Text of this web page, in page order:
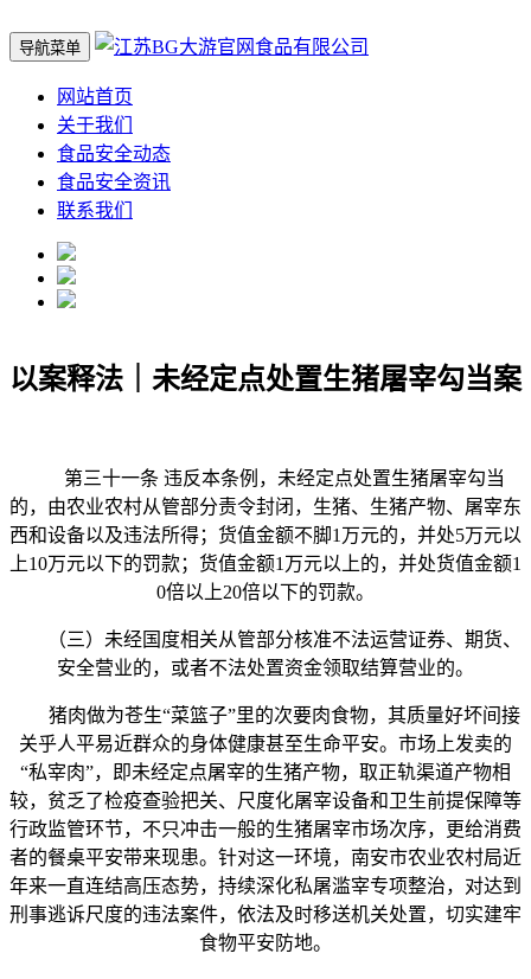
导航菜单
网站首页
关于我们
食品安全动态
食品安全资讯
联系我们
以案释法｜未经定点处置生猪屠宰勾当案
第三十一条 违反本条例，未经定点处置生猪屠宰勾当
的，由农业农村从管部分责令封闭，生猪、生猪产物、屠宰东
西和设备以及违法所得；货值金额不脚1万元的，并处5万元以
上10万元以下的罚款；货值金额1万元以上的，并处货值金额1
0倍以上20倍以下的罚款。
（三）未经国度相关从管部分核准不法运营证券、期货、
安全营业的，或者不法处置资金领取结算营业的。
猪肉做为苍生“菜篮子”里的次要肉食物，其质量好坏间接
关乎人平易近群众的身体健康甚至生命平安。市场上发卖的
“私宰肉”，即未经定点屠宰的生猪产物，取正轨渠道产物相
较，贫乏了检疫查验把关、尺度化屠宰设备和卫生前提保障等
行政监管环节，不只冲击一般的生猪屠宰市场次序，更给消费
者的餐桌平安带来现患。针对这一环境，南安市农业农村局近
年来一直连结高压态势，持续深化私屠滥宰专项整治，对达到
刑事逃诉尺度的违法案件，依法及时移送机关处置，切实建牢
食物平安防地。